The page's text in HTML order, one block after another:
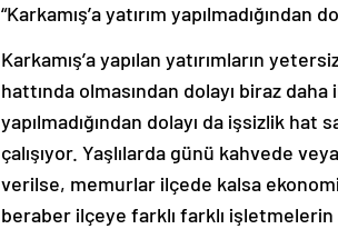
“Karkamış’a yatırım yapılmadığından
Karkamış’a yapılan yatırımların
hattında olmasından dolayı biraz
yapılmadığından dolayı da işsizlik
çalışıyor. Yaşlılarda günü kahvede
verilse, memurlar ilçede kalsa
beraber ilçeye farklı farklı işletmelerin